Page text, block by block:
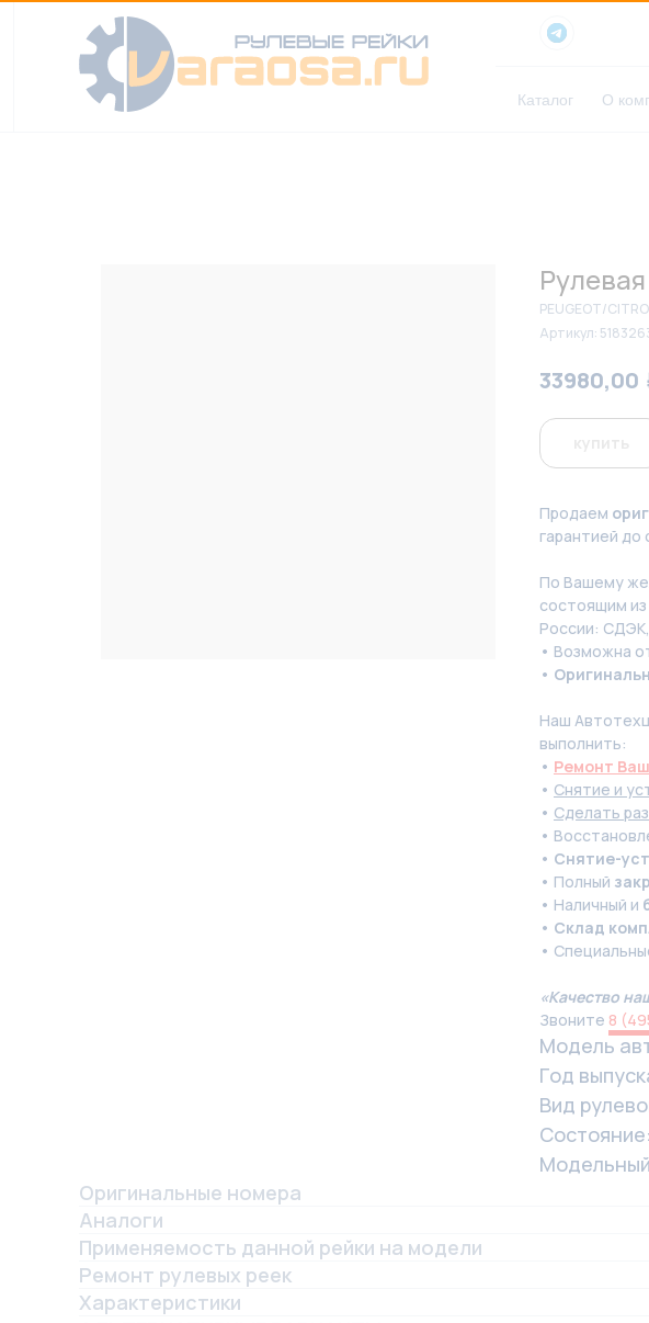
Каталог О
PEUGEOT/
Артикул:
33980,00
Продаем
гарантией до
По Вашeму
состоящим из
России:
• Возможна
•
Наш
выполнить:
• Ремонт
• Снятие и
• Сделать
•
• Снятие-
• Полный
• Наличный и
• Склад
•
«Качество
Звоните 8
Модель
Год
Вид
Оригинальные номера
Аналоги
Применяемость данной рейки на модели
Ремонт рулевых реек
Характеристики